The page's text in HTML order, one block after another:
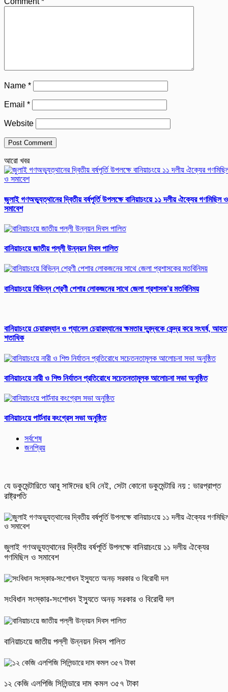
Name *
Email *
Website
আরো খবর
জুলাই গণঅভ্যুত্থানের দ্বিতীয় বর্ষপূর্তি উপলক্ষে বানিয়াচংয়ে ১১ দলীয় ঐক্যের গণমিছিল ও
সমাবেশ
বানিয়াচংয়ে জাতীয় পল্লী উন্নয়ন দিবস পালিত
বানিয়াচংয়ে বিভিন্ন শ্রেণী পেশার লোকজনের সাথে জেলা প্রশাসক’র মতবিনিময়
বানিয়াচংয়ে চেয়ারম্যান ও প্যানেল চেয়ারম্যানের ক্ষমতার দ্বন্দ্বকে কেন্দ্র করে সংঘর্ষ, আহত
শতাধিক
বানিয়াচংয়ে নারী ও শিশু নির্যাতন প্রতিরোধে সচেতনতামূলক আলোচনা সভা অনুষ্ঠিত
বানিয়াচংয়ে পার্টনার কংগ্রেস সভা অনুষ্ঠিত
সর্বশেষ
জনপ্রিয়
যে ডকুমেন্টারিতে আবু সাঈদের ছবি নেই, সেটা কোনো ডকুমেন্টারি নয় : ভারপ্রাপ্ত
রাষ্ট্রপতি
জুলাই গণঅভ্যুত্থানের দ্বিতীয় বর্ষপূর্তি উপলক্ষে বানিয়াচংয়ে ১১ দলীয় ঐক্যের
গণমিছিল ও সমাবেশ
সংবিধান সংস্কার-সংশোধন ইস্যুতে অনড় সরকার ও বিরোধী দল
বানিয়াচংয়ে জাতীয় পল্লী উন্নয়ন দিবস পালিত
১২ কেজি এলপিজি সিলিন্ডারে দাম কমল ৩৫৭ টাকা